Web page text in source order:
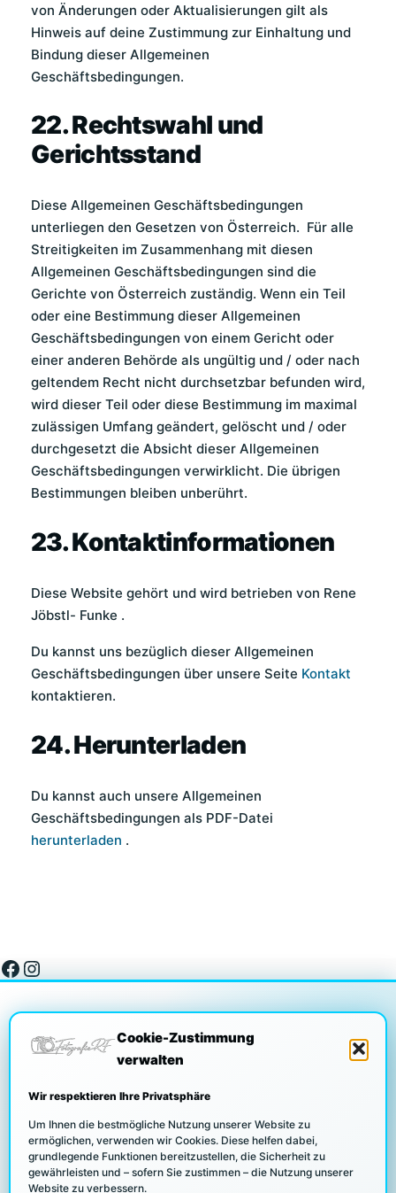
Cookie-Zustimmung
verwalten
Wir respektieren Ihre Privatsphäre
Um Ihnen die bestmögliche Nutzung unserer Website zu
ermöglichen, verwenden wir Cookies. Diese helfen dabei,
grundlegende Funktionen bereitzustellen, die Sicherheit zu
gewährleisten und – sofern Sie zustimmen – die Nutzung unserer
Website zu verbessern.
von Änderungen oder Aktualisierungen gilt als
Hinweis auf deine Zustimmung zur Einhaltung und
Bindung dieser Allgemeinen
Geschäftsbedingungen.
22. Rechtswahl und
Gerichtsstand
Diese Allgemeinen Geschäftsbedingungen
unterliegen den Gesetzen von Österreich. Für alle
Streitigkeiten im Zusammenhang mit diesen
Allgemeinen Geschäftsbedingungen sind die
Gerichte von Österreich zuständig. Wenn ein Teil
oder eine Bestimmung dieser Allgemeinen
Geschäftsbedingungen von einem Gericht oder
einer anderen Behörde als ungültig und / oder nach
geltendem Recht nicht durchsetzbar befunden wird,
wird dieser Teil oder diese Bestimmung im maximal
zulässigen Umfang geändert, gelöscht und / oder
durchgesetzt die Absicht dieser Allgemeinen
Geschäftsbedingungen verwirklicht. Die übrigen
Bestimmungen bleiben unberührt.
23. Kontaktinformationen
Diese Website gehört und wird betrieben von Rene
Jöbstl- Funke .
Du kannst uns bezüglich dieser Allgemeinen
Geschäftsbedingungen über unsere Seite Kontakt
kontaktieren.
24. Herunterladen
Du kannst auch unsere Allgemeinen
Geschäftsbedingungen als PDF-Datei
herunterladen .
Facebook
Instagram
DATENSCHUTZ
COOKIE RICHTLINIEN